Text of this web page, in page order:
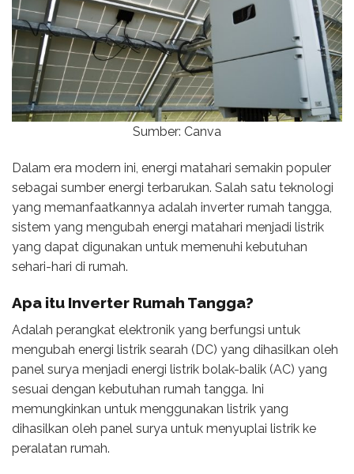
Sumber: Canva
Dalam era modern ini, energi matahari semakin populer
sebagai sumber energi terbarukan. Salah satu teknologi
yang memanfaatkannya adalah inverter rumah tangga,
sistem yang mengubah energi matahari menjadi listrik
yang dapat digunakan untuk memenuhi kebutuhan
sehari-hari di rumah.
Apa itu Inverter Rumah Tangga?
Adalah perangkat elektronik yang berfungsi untuk
mengubah energi listrik searah (DC) yang dihasilkan oleh
panel surya menjadi energi listrik bolak-balik (AC) yang
sesuai dengan kebutuhan rumah tangga. Ini
memungkinkan untuk menggunakan listrik yang
dihasilkan oleh panel surya untuk menyuplai listrik ke
peralatan rumah.